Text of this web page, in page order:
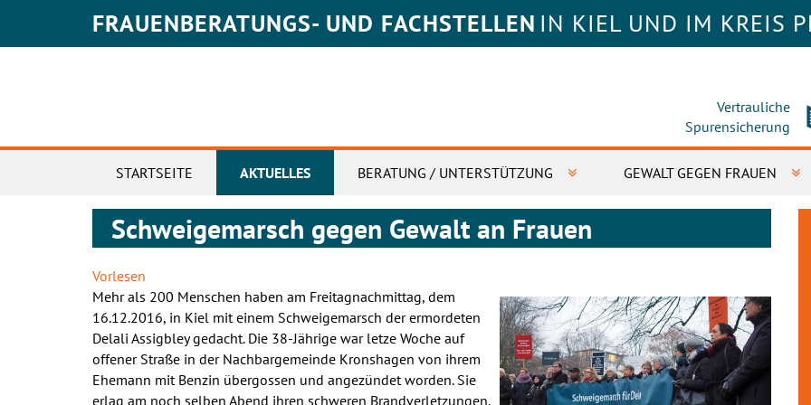
FRAUENBERATUNGS- UND FACHSTELLEN IN KIEL UND IM KREIS
Vertrauliche
Spurensicherung
STARTSEITE AKTUELLES BERATUNG / UNTERSTÜTZUNG GEWALT GEGEN FRAUEN
Schweigemarsch gegen Gewalt an Frauen
Vorlesen
Mehr als 200 Menschen haben am Freitagnachmittag, dem
16.12.2016, in Kiel mit einem Schweigemarsch der ermordeten
Delali Assigbley gedacht. Die 38-Jährige war letze Woche auf
offener Straße in der Nachbargemeinde Kronshagen von ihrem
Ehemann mit Benzin übergossen und angezündet worden. Sie
erlag am noch selben Abend ihren schweren Brandverletzungen.